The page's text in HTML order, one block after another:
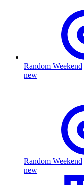
Random Weekend
new
Random Weekend
new